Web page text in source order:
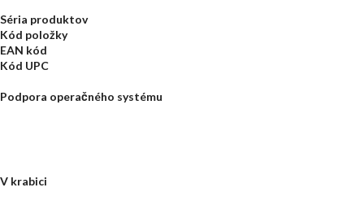
Séria produktov
Kód položky
EAN kód
Kód UPC
Podpora operačného systému
V krabici